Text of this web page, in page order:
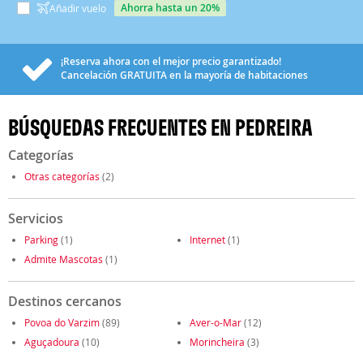
Añadir vuelo ahorra hasta un 20%
¡Reserva ahora con el mejor precio garantizado!
Cancelación GRATUITAen la mayoría de habitaciones
BÚSQUEDAS FRECUENTES EN PEDREIRA
Categorías
Otras categorías (2)
Servicios
Parking(1) Internet(1)
Admite Mascotas (1)
Destinos cercanos
Povoa do Varzim(89) Aver-o-Mar(12)
Aguçadoura (10) Morincheira (3)